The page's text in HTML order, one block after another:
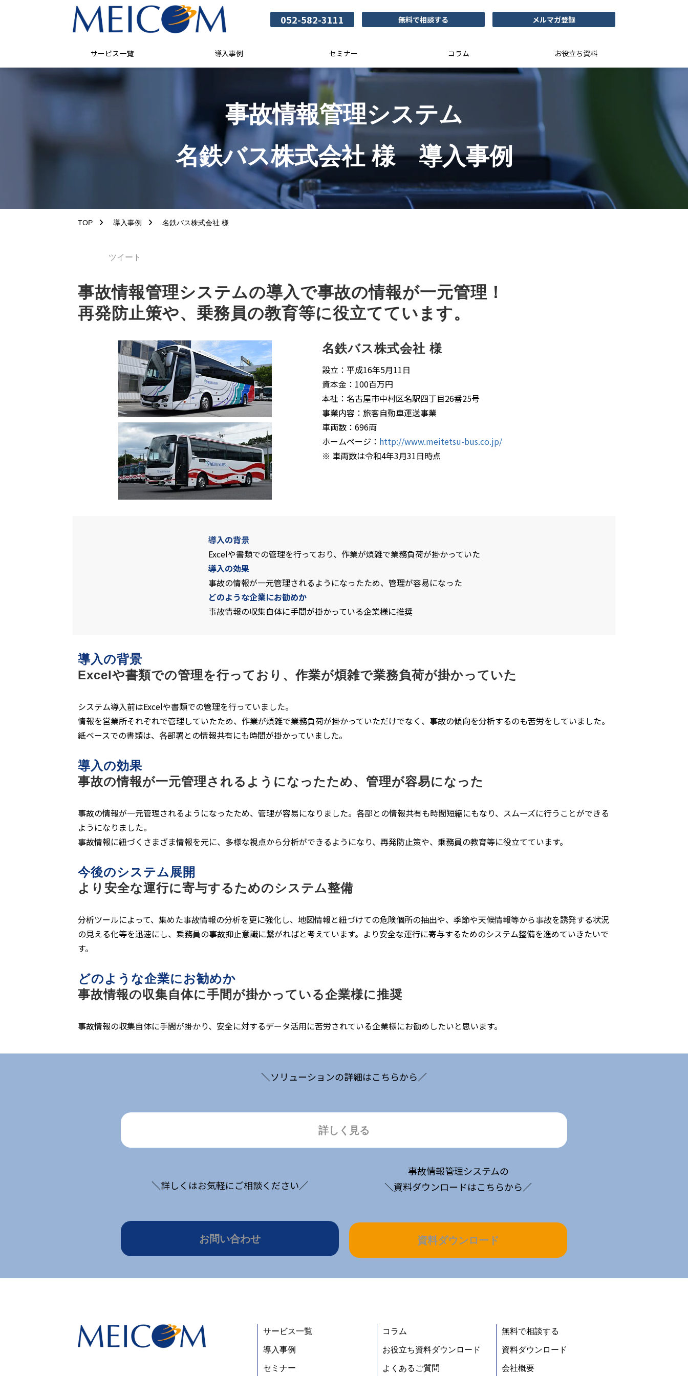
052-582-3111 無料で相談する メルマガ登録
サービス一覧 導入事例 セミナー コラム お役立ち資料
事故情報管理システム
名鉄バス株式会社 様　導入事例
TOP 導入事例 名鉄バス株式会社 様
ツイート
事故情報管理システムの導入で事故の情報が一元管理！
再発防止策や、乗務員の教育等に役立てています。
名鉄バス株式会社 様
設立：平成16年5月11日
資本金：100百万円
本社：名古屋市中村区名駅四丁目26番25号
事業内容：旅客自動車運送事業
車両数：696両
ホームページ： http://www.meitetsu-bus.co.jp/
※ 車両数は令和4年3月31日時点
導入の背景
Excelや書類での管理を行っており、作業が煩雑で業務負荷が掛かっていた
導入の効果
事故の情報が一元管理されるようになったため、管理が容易になった
どのような企業にお勧めか
事故情報の収集自体に手間が掛かっている企業様に推奨
導入の背景
Excelや書類での管理を行っており、作業が煩雑で業務負荷が掛かっていた
システム導入前はExcelや書類での管理を行っていました。
情報を営業所それぞれで管理していたため、作業が煩雑で業務負荷が掛かっていただけでなく、事故の傾向を分析するのも苦労をしていました。
紙ベースでの書類は、各部署との情報共有にも時間が掛かっていました。
導入の効果
事故の情報が一元管理されるようになったため、管理が容易になった
事故の情報が一元管理されるようになったため、管理が容易になりました。各部との情報共有も時間短縮にもなり、スムーズに行うことができる
ようになりました。
事故情報に紐づくさまざま情報を元に、多様な視点から分析ができるようになり、再発防止策や、乗務員の教育等に役立てています。
今後のシステム展開
より安全な運行に寄与するためのシステム整備
分析ツールによって、集めた事故情報の分析を更に強化し、地図情報と紐づけての危険個所の抽出や、季節や天候情報等から事故を誘発する状況
の見える化等を迅速にし、乗務員の事故抑止意識に繋がればと考えています。より安全な運行に寄与するためのシステム整備を進めていきたいで
す。
どのような企業にお勧めか
事故情報の収集自体に手間が掛かっている企業様に推奨
事故情報の収集自体に手間が掛かり、安全に対するデータ活用に苦労されている企業様にお勧めしたいと思います。
＼ソリューションの詳細はこちらから／
詳しく見る
＼詳しくはお気軽にご相談ください／
お問い合わせ
事故情報管理システムの
＼資料ダウンロードはこちらから／
資料ダウンロード
サービス一覧
導入事例
セミナー
コラム
お役立ち資料ダウンロード
よくあるご質問
無料で相談する
資料ダウンロード
会社概要